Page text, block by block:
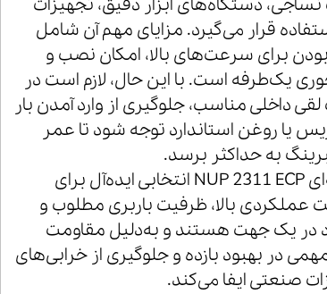
دستگاه‌های ابزار دقیق، تجهیزات
قرار می‌گیرد. مزایای مهم آن شامل
برای سرعت‌های بالا، امکان نصب و
یک‌طرفه است. با این حال، لازم است در
داخلی مناسب، جلوگیری از وارد آمدن بار
یا روغن استاندارد توجه شود تا عمر
به حداکثر برسد.
در مجموع، رولبرینگ استوانه‌ای NUP 2311 ECP انتخابی ایده‌آل برای
عملکردی بالا، ظرفیت باربری مطلوب و
در یک جهت هستند و به‌دلیل مقاومت
در بهبود بازده و جلوگیری از خرابی‌های
صنعتی ایفا می‌کند.